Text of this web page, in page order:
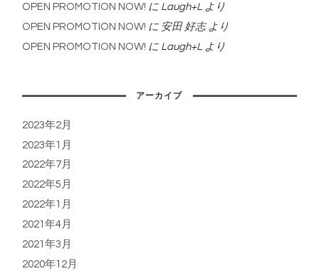
OPEN PROMOTION NOW! に Laugh+L より
OPEN PROMOTION NOW! に 安田 好志より
OPEN PROMOTION NOW! に Laugh+L より
アーカイブ
2023年2月
2023年1月
2022年7月
2022年5月
2022年1月
2021年4月
2021年3月
2020年12月